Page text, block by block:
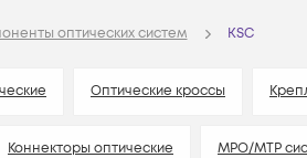
Возврат
Вопросы и
оптических систем KSC
Оптические кроссы
Коннекторы оптические MPO/MTP